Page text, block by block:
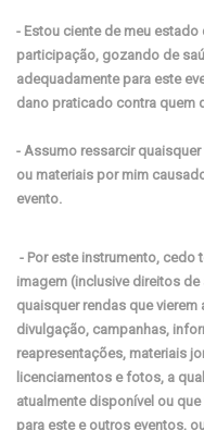
- Estou ciente de meu
participação, gozando de
adequadamente para este
dano praticado contra quem
- Assumo ressarcir
ou materiais por mim
evento.
- Por este instrumento,
imagem (inclusive direitos
quaisquer rendas que
divulgação, campanhas,
reapresentações, materiais
licenciamentos e fotos, a
atualmente disponível ou
para este e outros eventos,